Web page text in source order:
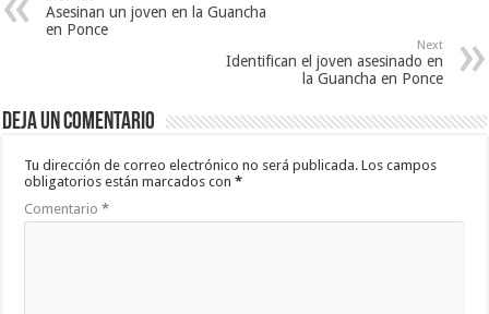
Asesinan un joven en la Guancha
en Ponce
Next
Identifican el joven asesinado en
la Guancha en Ponce
Deja un comentario
Tu dirección de correo electrónico no será publicada. Los campos
obligatorios están marcados con*
Comentario*